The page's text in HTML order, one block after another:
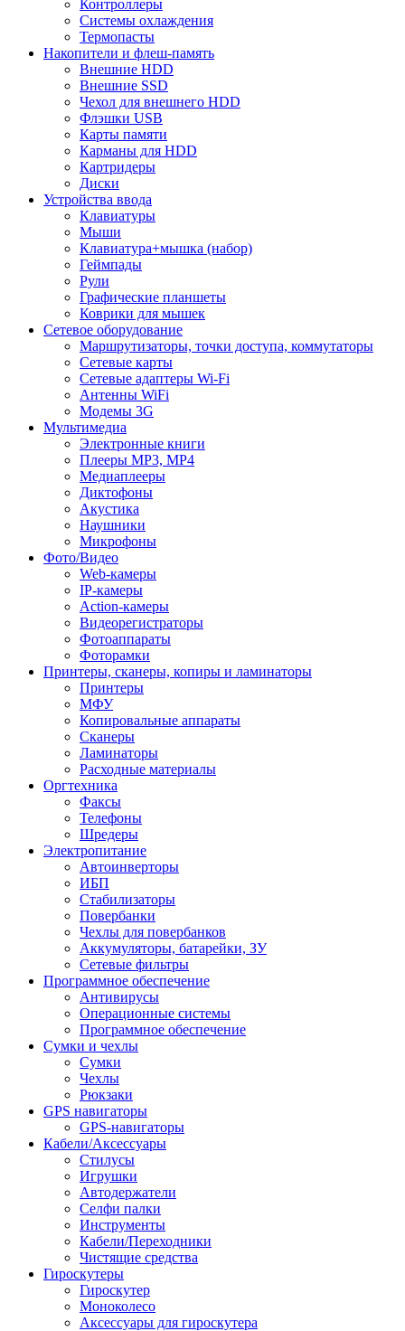
Контроллеры
Системы охлаждения
Термопасты
Накопители и флеш-память
Внешние HDD
Внешние SSD
Чехол для внешнего HDD
Флэшки USB
Карты памяти
Карманы для HDD
Картридеры
Диски
Устройства ввода
Клавиатуры
Мыши
Клавиатура+мышка (набор)
Геймпады
Рули
Графические планшеты
Коврики для мышек
Сетевое оборудование
Маршрутизаторы, точки доступа, коммутаторы
Сетевые карты
Сетевые адаптеры Wi-Fi
Антенны WiFi
Модемы 3G
Мультимедиа
Электронные книги
Плееры MP3, MP4
Медиаплееры
Диктофоны
Акустика
Наушники
Микрофоны
Фото/Видео
Web-камеры
IP-камеры
Action-камеры
Видеорегистраторы
Фотоаппараты
Фоторамки
Принтеры, сканеры, копиры и ламинаторы
Принтеры
МФУ
Копировальные аппараты
Сканеры
Ламинаторы
Расходные материалы
Оргтехника
Факсы
Телефоны
Шредеры
Электропитание
Автоинверторы
ИБП
Стабилизаторы
Повербанки
Чехлы для повербанков
Аккумуляторы, батарейки, ЗУ
Сетевые фильтры
Программное обеспечение
Антивирусы
Операционные системы
Программное обеспечение
Сумки и чехлы
Сумки
Чехлы
Рюкзаки
GPS навигаторы
GPS-навигаторы
Кабели/Аксессуары
Стилусы
Игрушки
Автодержатели
Селфи палки
Инструменты
Кабели/Переходники
Чистящие средства
Гироскутеры
Гироскутер
Моноколесо
Аксессуары для гироскутера